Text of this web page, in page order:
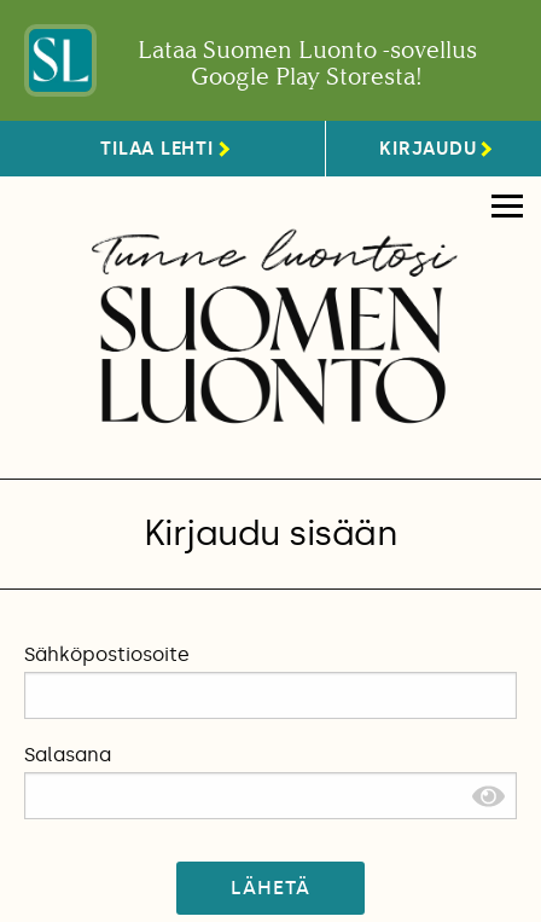
Lataa Suomen Luonto -sovellus
Google Play Storesta!
TILAA LEHTI KIRJAUDU
Kirjaudu sisään
Sähköpostiosoite
Salasana
LÄHETÄ